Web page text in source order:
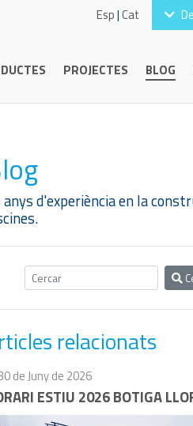
Esp|Cat
PROJECTES BLOG
d'experiència en la
relacionats
de Juny de 2026
ESTIU 2026 BOTIGA